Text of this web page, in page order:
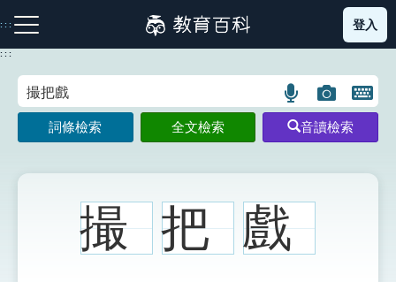
到
主
:::
注音索引圖示 筆畫索引圖示 部首索引表圖示
登入
:::
語
言
搜
示
圖
片
搜
開
鍵
圖
詞條檢索 全文檢索 音讀檢索
撮 把 戲